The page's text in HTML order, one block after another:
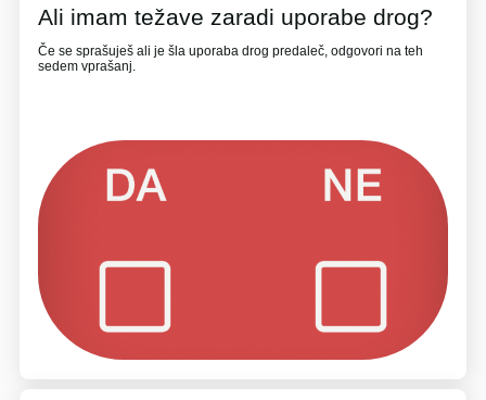
Ali imam težave zaradi uporabe drog?
Če se sprašuješ ali je šla uporaba drog predaleč, odgovori na teh
sedem vprašanj.